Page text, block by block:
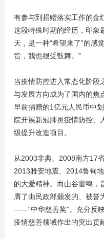
有参与到捐赠落实工作的金
这段特殊时期的经历，印象
天，是一种“希望来了”的感
货，我也很受鼓舞。”
当疫情防控进入常态化阶段
与发展方向成为了国内的焦
早前捐赠的1亿元人民币中
院开展新冠肺炎疫情防控、
级提升改造项目。
从2003非典、2008南方17
2013雅安地震、2014鲁甸
的大爱精神。而山谷雷鸣，
膺了由民政部颁发的、被誉
——“中华慈善奖”。充分反
疫情慈善领域作出的突出贡